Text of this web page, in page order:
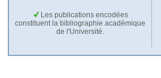
Les publications encodées
constituent la bibliographie académique
de l'Université.